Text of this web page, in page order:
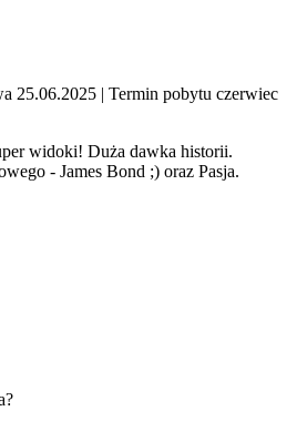
25.06.2025 | Termin pobytu czerwiec
widoki! Duża dawka historii.
- James Bond ;) oraz Pasja.